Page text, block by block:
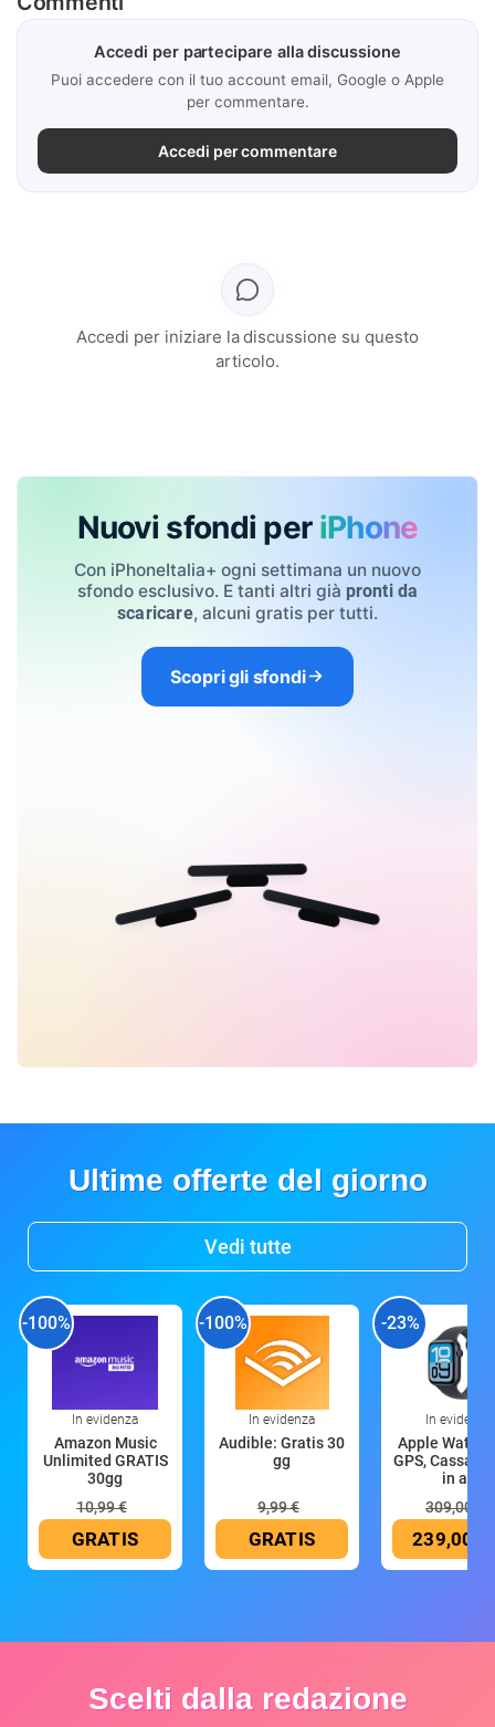
Accedi per partecipare alla discussione
Puoi accedere con il tuo account email, Google o Apple
per commentare.
Accedi per commentare
Accedi per iniziare la discussione su questo
articolo.
Nuovi sfondi per iPhone
Con iPhoneItalia+ ogni settimana un nuovo
sfondo esclusivo. E tanti altri già pronti da
scaricare, alcuni gratis per tutti.
Scopri gli sfondi
Ultime offerte del giorno
Vedi tutte
-100%
In evidenza
Amazon Music
Unlimited GRATIS
30gg
10,99 €
GRATIS
-100%
In evidenza
Audible: Gratis 30
gg
9,99 €
GRATIS
-23%
In evidenza
Apple Watch
GPS, Cassa
in all
309,00 €
239,00 €
Scelti dalla redazione